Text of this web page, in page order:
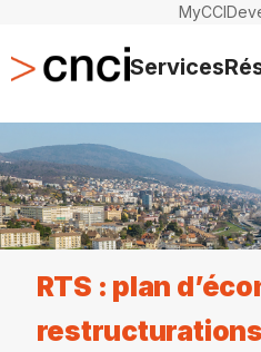
MyCCI
Services
RTS : plan